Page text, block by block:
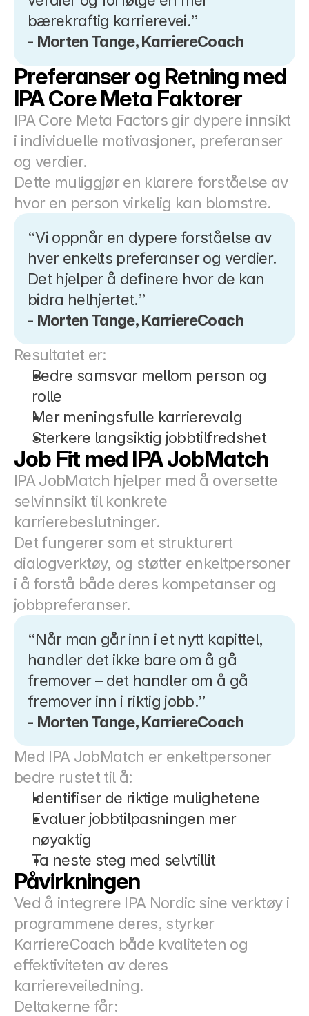
bærekraftig karrierevei.”
- Morten Tange, KarriereCoach
Preferanser og Retning med
IPA Core Meta Faktorer
IPA Core Meta Factors gir dypere innsikt
i individuelle motivasjoner, preferanser
og verdier.
Dette muliggjør en klarere forståelse av
hvor en person virkelig kan blomstre.
“Vi oppnår en dypere forståelse av
hver enkelts preferanser og verdier.
Det hjelper å definere hvor de kan
bidra helhjertet.”
- Morten Tange, KarriereCoach
Resultatet er:
Bedre samsvar mellom person og
rolle
Mer meningsfulle karrierevalg
Sterkere langsiktig jobbtilfredshet
Job Fit med IPA JobMatch
IPA JobMatch hjelper med å oversette
selvinnsikt til konkrete
karrierebeslutninger.
Det fungerer som et strukturert
dialogverktøy, og støtter enkeltpersoner
i å forstå både deres kompetanser og
jobbpreferanser.
“Når man går inn i et nytt kapittel,
handler det ikke bare om å gå
fremover – det handler om å gå
fremover inn i riktig jobb.”
- Morten Tange, KarriereCoach
Med IPA JobMatch er enkeltpersoner
bedre rustet til å:
Identifiser de riktige mulighetene
Evaluer jobbtilpasningen mer
nøyaktig
Ta neste steg med selvtillit
Påvirkningen
Ved å integrere IPA Nordic sine verktøy i
programmene deres, styrker
KarriereCoach både kvaliteten og
effektiviteten av deres
karriereveiledning.
Deltakerne får: